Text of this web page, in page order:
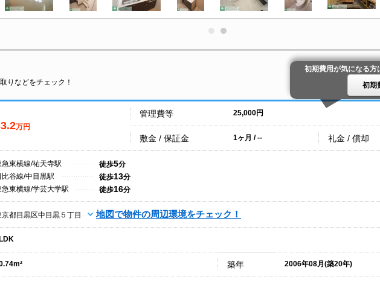
りなどをチェック！
初期費用が気になる方
初期
万円
管理費等 25,000円
敷金 / 保証金 1ヶ月 / -- 礼金 / 償却
急東横線/祐天寺駅 徒歩5分
比谷線/中目黒駅
徒歩13分
急東横線/学芸大学駅
徒歩16分
京都目黒区中目黒５丁目 地図で物件の周辺環境をチェック！
築年 2006年08月(築20年)